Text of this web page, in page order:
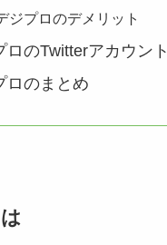
ジプロのデメリット
ロのTwitterアカウント
ロのまとめ